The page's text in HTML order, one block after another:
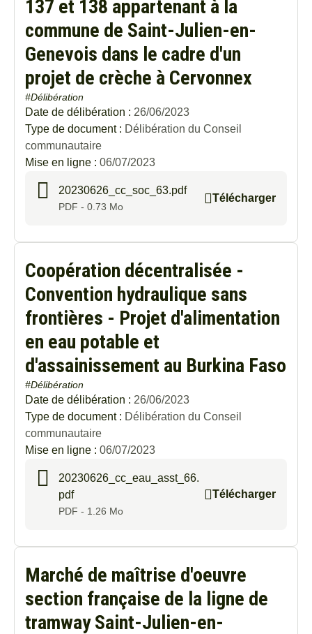
137 et 138 appartenant à la
commune de Saint-Julien-en-
Genevois dans le cadre d'un
projet de crèche à Cervonnex
#Délibération
Date de délibération : 26/06/2023
Type de document : Délibération du Conseil
communautaire
Mise en ligne : 06/07/2023
20230626_cc_soc_63.pdf
PDF - 0.73 Mo
Télécharger
Coopération décentralisée -
Convention hydraulique sans
frontières - Projet d'alimentation
en eau potable et
d'assainissement au Burkina Faso
#Délibération
Date de délibération : 26/06/2023
Type de document : Délibération du Conseil
communautaire
Mise en ligne : 06/07/2023
20230626_cc_eau_asst_66.
pdf
PDF - 1.26 Mo
Télécharger
Marché de maîtrise d'oeuvre
section française de la ligne de
tramway Saint-Julien-en-